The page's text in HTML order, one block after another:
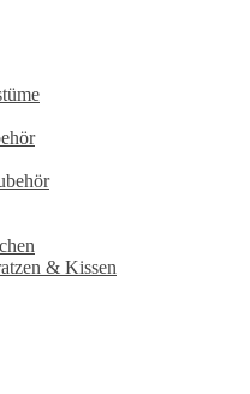
& Kissen